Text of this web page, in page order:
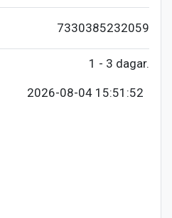
7330385232059
1 - 3 dagar.
2026-08-04 15:51:52